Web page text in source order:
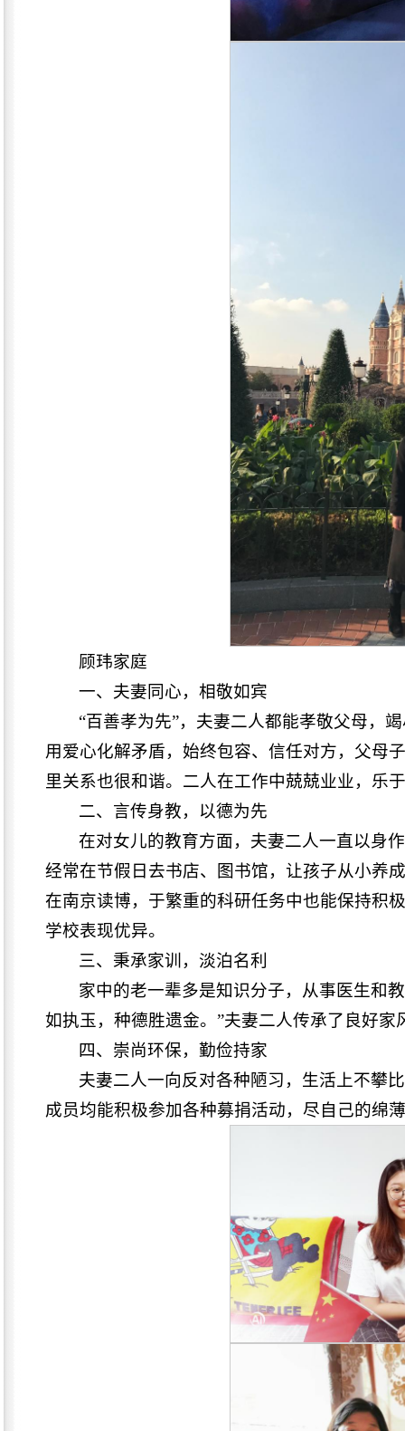
顾玮家庭
一、夫妻同心，相敬如宾
“百善孝为先”，夫妻二人都能孝敬父母，
用爱心化解矛盾，始终包容、信任对方，父母
里关系也很和谐。二人在工作中兢兢业业，乐
二、言传身教，以德为先
在对女儿的教育方面，夫妻二人一直以身
经常在节假日去书店、图书馆，让孩子从小养
在南京读博，于繁重的科研任务中也能保持积
学校表现优异。
三、秉承家训，淡泊名利
家中的老一辈多是知识分子，从事医生和
如执玉，种德胜遗金。”夫妻二人传承了良好家
四、崇尚环保，勤俭持家
夫妻二人一向反对各种陋习，生活上不攀
成员均能积极参加各种募捐活动，尽自己的绵